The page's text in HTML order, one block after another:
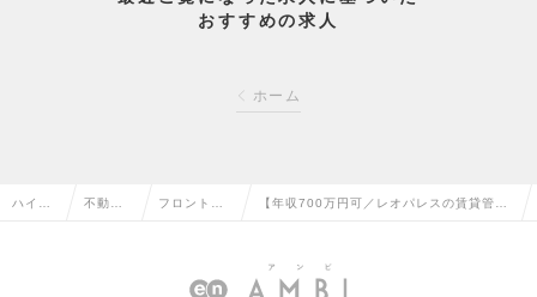
おすすめの求人
ホーム
ハイク 不動産 フロント・
管理の転職
【年収700万円可／レオパレスの賃貸管理
年収500万円～】の求人情報